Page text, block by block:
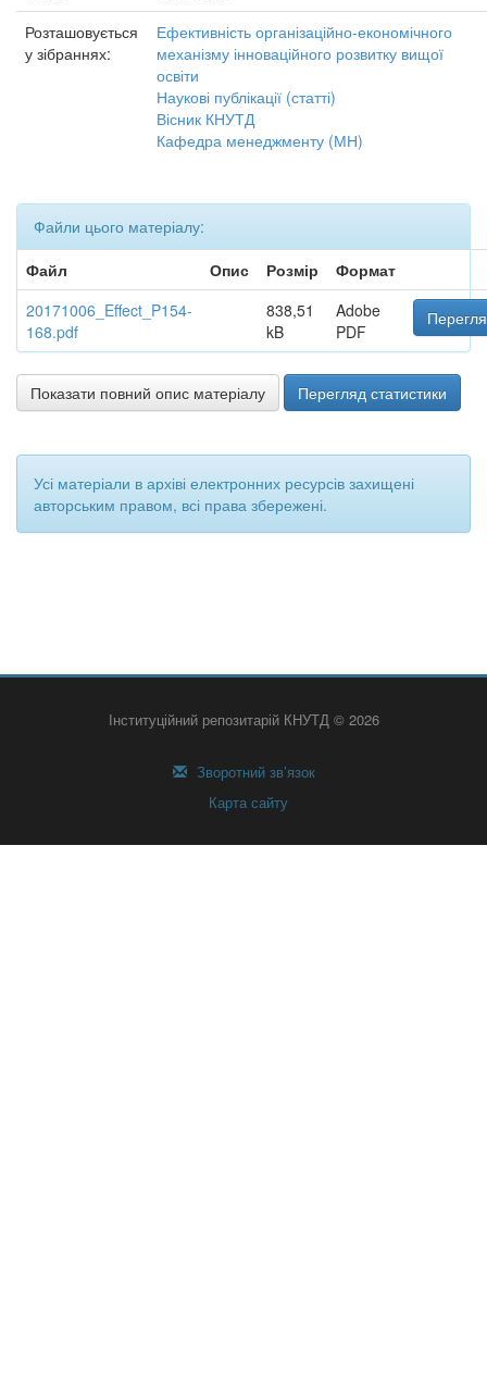
Розташовується
у зібраннях:
Ефективність організаційно-економічного
механізму інноваційного розвитку вищої
освіти
Наукові публікації (статті)
Вісник КНУТД
Кафедра менеджменту (МН)
Файли цього матеріалу:
Файл
Опис Розмір
Формат
20171006_Effect_P154-
168.pdf
838,51
kB
Adobe
PDF
Показати повний опис матеріалу Перегляд статистики
Усі матеріали в архіві електронних ресурсів захищені
авторським правом, всі права збережені.
Інституційний репозитарій КНУТД © 2026
Зворотний зв’язок
Карта сайту